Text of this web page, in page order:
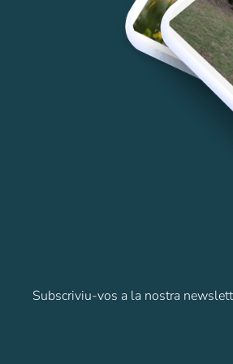
Subscriviu-vos a la nostra